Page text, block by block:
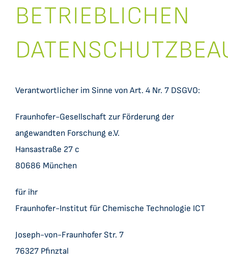
BETRIEBLICHEN
Verantwortlicher im Sinne von Art. 4 Nr. 7 DSGVO:
Fraunhofer-Gesellschaft zur Förderung der
angewandten Forschung e.V.
Hansastraße 27 c
80686 München
für ihr
Fraunhofer-Institut für Chemische Technologie ICT
Joseph-von-Fraunhofer Str. 7
76327 Pfinztal